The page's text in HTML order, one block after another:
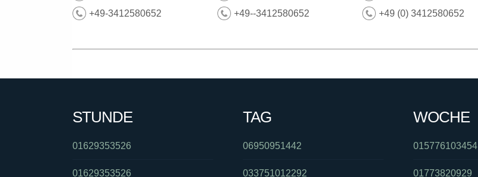
+49-3412580652
+49--3412580652 +49 (0) 3412580652
STUNDE
01629353526
01629353526
TAG
06950951442
033751012292
WOCHE
015776103454
01773820929